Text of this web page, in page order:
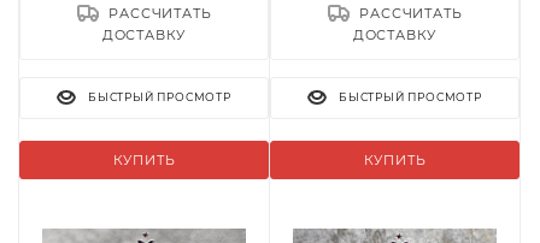
КУПИТЬ
РАССЧИТАТЬ
ДОСТАВКУ
БЫСТРЫЙ ПРОСМОТР
КУПИТЬ
РАССЧИТАТЬ
ДОСТАВКУ
БЫСТРЫЙ ПРОСМОТР